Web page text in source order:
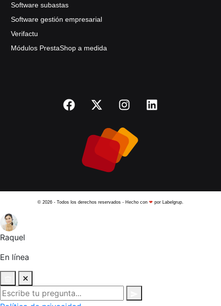
Software subastas
Software gestión empresarial
Verifactu
Módulos PrestaShop a medida
© 2026 - Todos los derechos reservados - Hecho con ❤ por Labelgrup.
Raquel
En línea
✕